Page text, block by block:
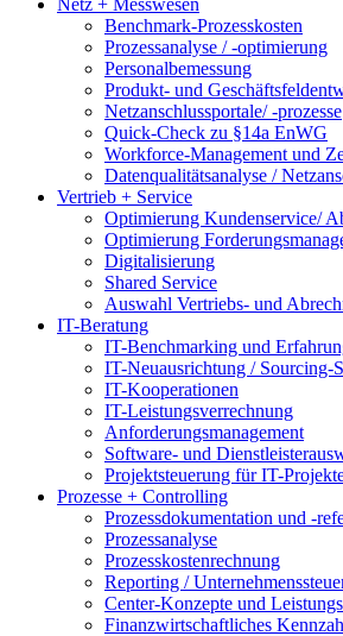
Netz + Messwesen
Benchmark-Prozesskosten
Prozessanalyse / -optimierung
Personalbemessung
Produkt- und
Netzanschlussportale/ -prozesse
Quick-Check zu §14a EnWG
Workforce-Management und
Datenqualitätsanalyse /
Vertrieb + Service
Optimierung Kundenservice/
Optimierung
Digitalisierung
Shared Service
Auswahl Vertriebs- und
IT-Beratung
IT-Benchmarking und
IT-Neuausrichtung / Sourcing-
IT-Kooperationen
IT-Leistungsverrechnung
Anforderungsmanagement
Software- und
Projektsteuerung für IT-
Prozesse + Controlling
Prozessdokumentation und -
Prozessanalyse
Prozesskostenrechnung
Reporting /
Center-Konzepte und
Finanzwirtschaftliches